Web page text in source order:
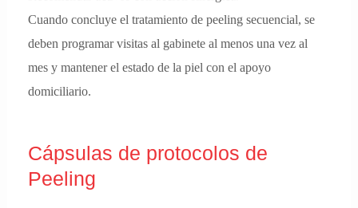
Cuando concluye el tratamiento de peeling secuencial, se
deben programar visitas al gabinete al menos una vez al
mes y mantener el estado de la piel con el apoyo
domiciliario.
Cápsulas de protocolos de
Peeling